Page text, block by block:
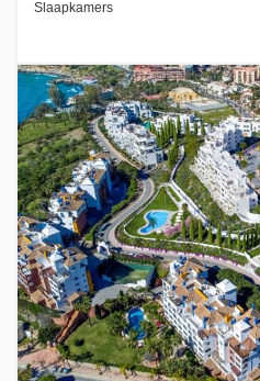
Slaapkamers